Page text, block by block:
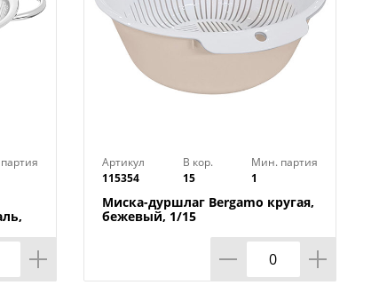
Артикул
115354
В кор.
15
Мин. партия
1
Миска-дуршлаг Bergamo кругая,
бежевый, 1/15